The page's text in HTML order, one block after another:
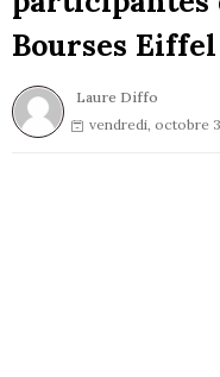
Bourses Eiffel
Laure Diffo
vendredi, octobre